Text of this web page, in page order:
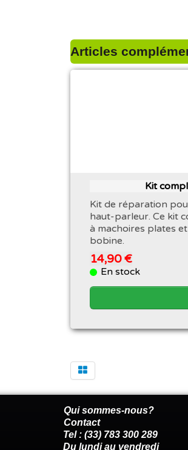
Articles
Kit
Kit de réparation
haut-parleur. Ce kit
à machoires plates
bobine.
14,90 €
En stock
Qui sommes-nous?
Contact
Tel : (33) 783 300 289
Du lundi au vendredi